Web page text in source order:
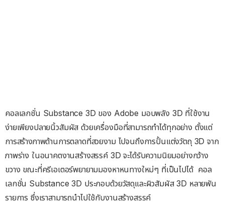
คอลเลกชั่น Substance 3D ของ Adobe มอบพลัง 3D ที่ใช้งาน
ง่ายเพียงปลายนิ้วสัมผัส ด้วยเครื่องมือที่สามารถทำได้ทุกอย่าง ตั้งแต่
การสร้างภาพด้านการตลาดที่สวยงาม ไปจนถึงการปั้นแต่งวัตถุ 3D จาก
ภาพร่าง ในอนาคตงานสร้างสรรค์ 3D จะได้รับความนิยมอย่างกว้าง
ขวาง ขณะที่ครีเอเตอร์พยายามมองหาหนทางใหม่ๆ ที่เป็นไปได้ คอล
เลกชั่น Substance 3D ประกอบด้วยวัสดุและผิวสัมผัส 3D หลายพัน
รายการ ซึ่งเราสามารถนำไปใช้กับงานสร้างสรรค์